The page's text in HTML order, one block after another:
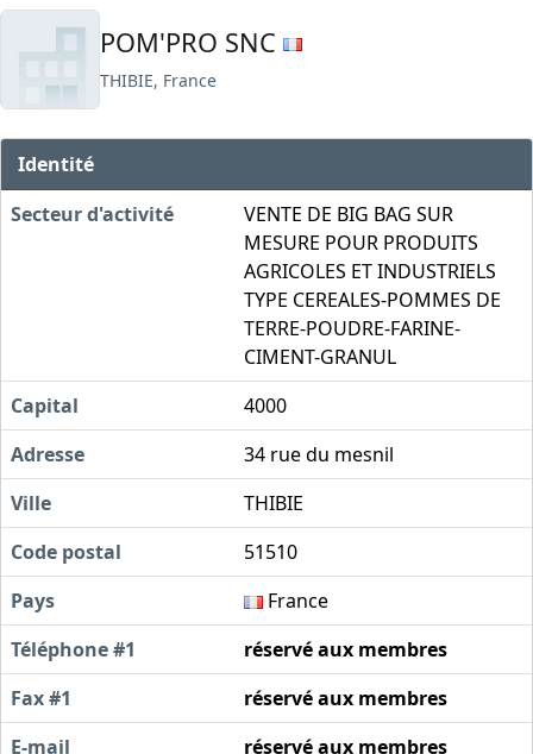
POM'PRO SNC
THIBIE, France
Identité
Secteur d'activité
VENTE DE BIG BAG SUR
MESURE POUR PRODUITS
AGRICOLES ET INDUSTRIELS
TYPE CEREALES-POMMES DE
TERRE-POUDRE-FARINE-
CIMENT-GRANUL
Capital
4000
Adresse
34 rue du mesnil
Ville
THIBIE
Code postal
51510
Pays
France
Téléphone #1
réservé aux membres
Fax #1
réservé aux membres
E-mail
réservé aux membres